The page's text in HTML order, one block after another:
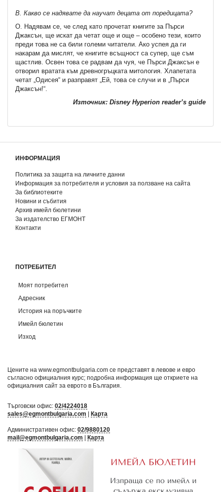
В. Какво се надявате да научат децата от поредицата?
О. Надявам се, че след като прочетат книгите за Пърси
Джаксън, ще искат да четат още и още – особено тези, които
преди това не са били големи читатели. Ако успея да ги
накарам да мислят, че книгите всъщност са супер, ще съм
щастлив. Освен това се радвам да чуя, че Пърси Джаксън е
отворил вратата към древногръцката митология. Хлапетата
четат „Одисея“ и разправят „Ей, това се случи и в „Пърси
Джаксън!“.
Източник: Disney Hyperion reader’s guide
ИНФОРМАЦИЯ
Политика за защита на личните данни
Информация за потребителя и условия за ползване на сайта
За библиотеките
Новини и събития
Архив имейл бюлетини
За издателство ЕГМОНТ
Контакти
ПОТРЕБИТЕЛ
Моят потребител
Адресник
История на поръчките
Имейл бюлетин
Изход
Цените на www.egmontbulgaria.com се представят в левове и евро
съгласно официалния курс; подробна информация ще откриете на
официалния сайт за еврото в България
Търговски офис: 02/4224018
sales@egmontbulgaria.com | Карта
Административен офис: 02/9880120
mail@egmontbulgaria.com | Карта